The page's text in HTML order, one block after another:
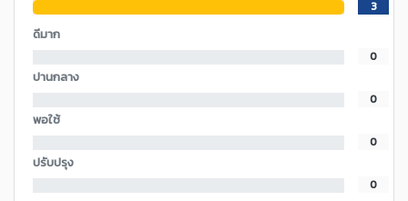
3
ดีมาก
0
ปานกลาง
0
พอใช้
0
ปรับปรุง
0